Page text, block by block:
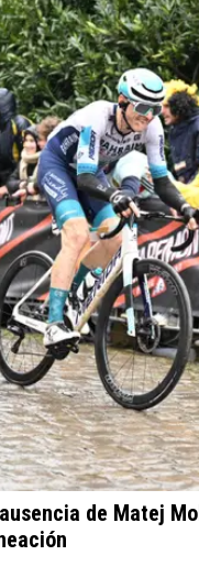
de Matej